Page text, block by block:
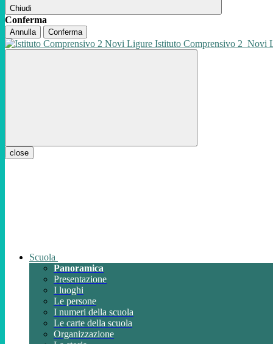
Chiudi
Conferma
Annulla Conferma
Istituto Comprensivo 2 Novi
close
Scuola
Panoramica
Presentazione
I luoghi
Le persone
I numeri della scuola
Le carte della scuola
Organizzazione